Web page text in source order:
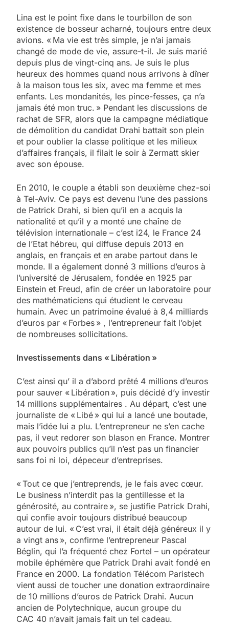
Lina est le point fixe dans le tourbillon de son
existence de bosseur acharné, toujours entre deux
avions. « Ma vie est très simple, je n’ai jamais
changé de mode de vie, assure-t-il. Je suis marié
depuis plus de vingt-cinq ans. Je suis le plus
heureux des hommes quand nous arrivons à dîner
à la maison tous les six, avec ma femme et mes
enfants. Les mondanités, les pince-fesses, ça n’a
jamais été mon truc. » Pendant les discussions de
rachat de SFR, alors que la campagne médiatique
de démolition du candidat Drahi battait son plein
et pour oublier la classe politique et les milieux
d’affaires français, il filait le soir à Zermatt skier
avec son épouse.
En 2010, le couple a établi son deuxième chez-soi
à Tel-Aviv. Ce pays est devenu l’une des passions
de Patrick Drahi, si bien qu’il en a acquis la
nationalité et qu’il y a monté une chaîne de
télévision internationale – c’est i24, le France 24
de l’Etat hébreu, qui diffuse depuis 2013 en
anglais, en français et en arabe partout dans le
monde. Il a également donné 3 millions d’euros à
l’université de Jérusalem, fondée en 1925 par
Einstein et Freud, afin de créer un laboratoire pour
des mathématiciens qui étudient le cerveau
humain. Avec un patrimoine évalué à 8,4 milliards
d’euros par « Forbes » , l’entrepreneur fait l’objet
de nombreuses solli­citations.
Investissements dans « Libération »
C’est ainsi qu’ il a d’abord prêté 4 millions d’euros
pour sauver « Libération », puis décidé d’y investir
14 millions supplémentaires . Au départ, c’est une
journaliste de « Libé » qui lui a lancé une boutade,
mais l’idée lui a plu. L’entrepreneur ne s’en cache
pas, il veut redorer son blason en France. Montrer
aux pouvoirs publics qu’il n’est pas un financier
sans foi ni loi, dépeceur d’entreprises.
« Tout ce que j’entreprends, je le fais avec cœur.
Le business n’interdit pas la gentillesse et la
générosité, au contraire », se justifie Patrick Drahi,
qui confie avoir toujours distribué beaucoup
autour de lui. « C’est vrai, il était déjà généreux il y
a vingt ans », confirme l’entrepreneur Pascal
Béglin, qui l’a fréquenté chez Fortel – un opérateur
mobile éphémère que Patrick Drahi avait fondé en
France en 2000. La fondation­ Télécom Paristech
vient aussi de toucher une donation extraordinaire
de 10 millions d’euros de Patrick Drahi. Aucun
ancien de Polytechnique, aucun groupe du
CAC 40 n’avait jamais fait un tel cadeau.